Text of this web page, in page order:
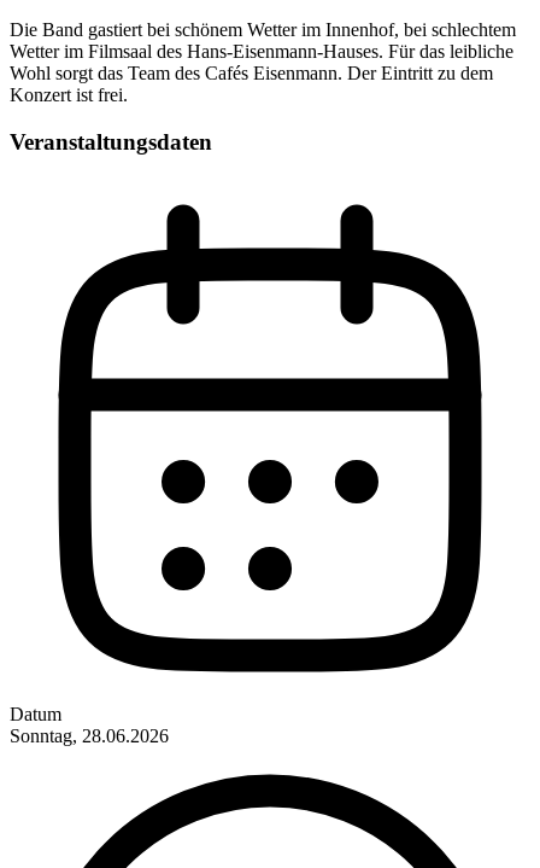
Die Band gastiert bei schönem Wetter im Innenhof, bei schlechtem
Wetter im Filmsaal des Hans-Eisenmann-Hauses. Für das leibliche
Wohl sorgt das Team des Cafés Eisenmann. Der Eintritt zu dem
Konzert ist frei.
Veranstaltungsdaten
Datum
Sonntag, 28.06.2026